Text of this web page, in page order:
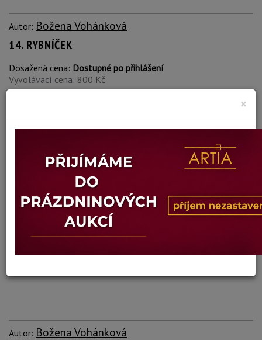
Autor: Božena Vohánková
14. RYBNÍČEK
Dosažená cena: Dostupné po přihlášení
Vyvolávací cena: 800 Kč
Autor: Božena Vohánková
×